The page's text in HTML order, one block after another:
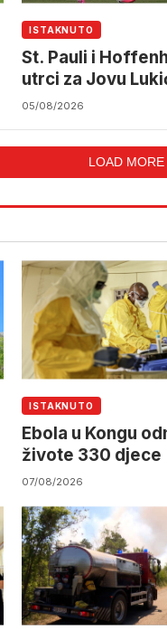
ISTAKNUTO
St. Pauli i
utrci za Jovu
05/08/2026
LOAD MORE
ISTAKNUTO
Ebola u Kongu
živote 330 djece
07/08/2026